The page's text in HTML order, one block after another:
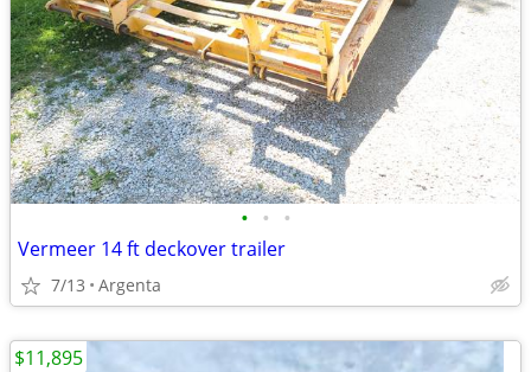
• • •
Vermeer 14 ft deckover trailer
7/13 Argenta
$11,895